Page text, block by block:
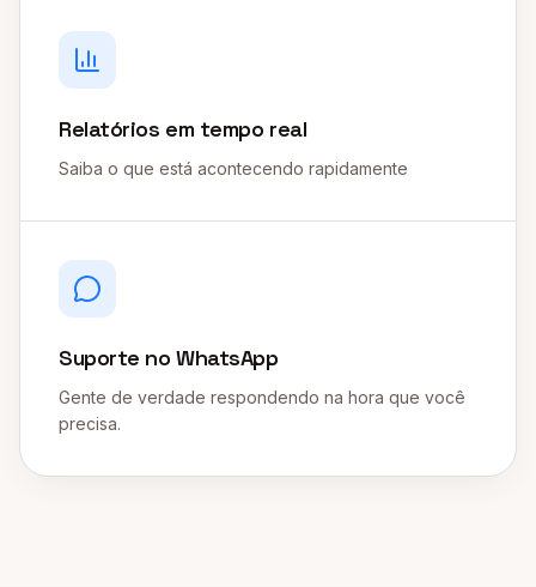
Relatórios em tempo real
Saiba o que está acontecendo rapidamente
Suporte no WhatsApp
Gente de verdade respondendo na hora que você
precisa.